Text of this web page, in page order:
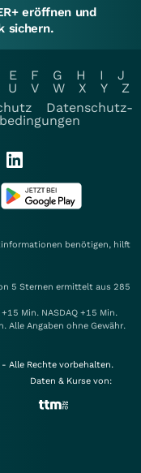
eröffnen und
sichern.
E F G H I
J
U V W X Y
Z
Datenschutz-
benötigen, hilft
5 Sternen ermittelt aus 285
Min. NASDAQ +15 Min.
Alle Angaben ohne Gewähr.
Alle Rechte vorbehalten.
Daten & Kurse von: